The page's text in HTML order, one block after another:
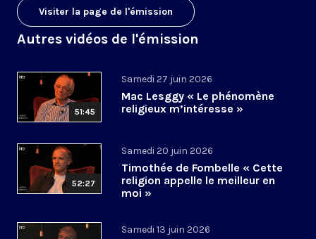
Visiter la page de l'émission
Autres vidéos de l'émission
51:45
Samedi 27 juin 2026
Mac Lesggy « Le phénomène
religieux m’intéresse »
52:27
Samedi 20 juin 2026
Timothée de Fombelle « Cette
religion appelle le meilleur en
moi »
Samedi 13 juin 2026